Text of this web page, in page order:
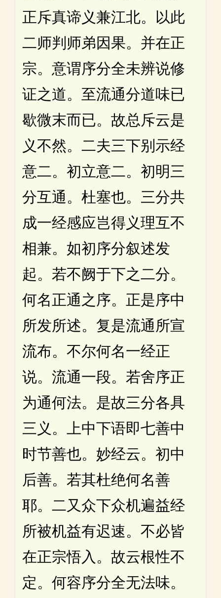
正斥真谛义兼江北。以此
二师判师弟因果。并在正
宗。意谓序分全未辨说修
证之道。至流通分道味已
歇微末而已。故总斥云是
义不然。二夫三下别示经
意二。初立意二。初明三
分互通。杜塞也。三分共
成一经感应岂得义理互不
相兼。如初序分叙述发
起。若不阙于下之二分。
何名正通之序。正是序中
所发所述。复是流通所宣
流布。不尔何名一经正
说。流通一段。若舍序正
为通何法。是故三分各具
三义。上中下语即七善中
时节善也。妙经云。初中
后善。若其杜绝何名善
耶。二又众下众机遍益经
所被机益有迟速。不必皆
在正宗悟入。故云根性不
定。何容序分全无法味。